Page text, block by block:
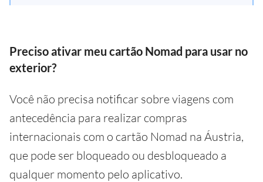
Preciso ativar meu cartão Nomad para usar no
exterior?
Você não precisa notificar sobre viagens com
antecedência para realizar compras
internacionais com o cartão Nomad na Áustria,
que pode ser bloqueado ou desbloqueado a
qualquer momento pelo aplicativo.